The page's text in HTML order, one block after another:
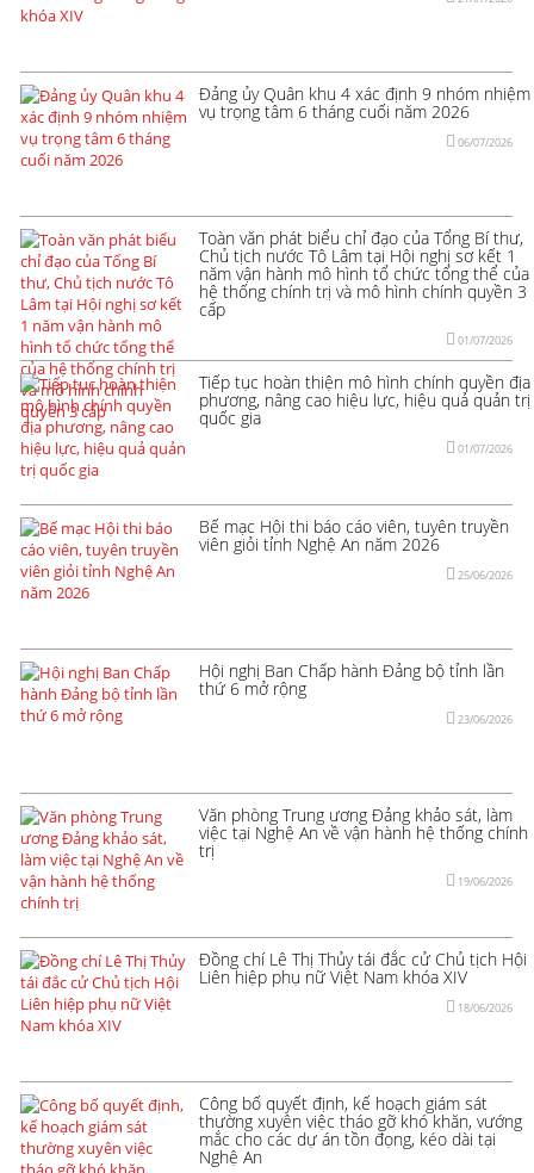
Đảng ủy Quân khu 4 xác định 9 nhóm nhiệm
vụ trọng tâm 6 tháng cuối năm 2026
06/07/2026
Toàn văn phát biểu chỉ đạo của Tổng Bí thư,
Chủ tịch nước Tô Lâm tại Hội nghị sơ kết 1
năm vận hành mô hình tổ chức tổng thể của
hệ thống chính trị và mô hình chính quyền 3
cấp
01/07/2026
Tiếp tục hoàn thiện mô hình chính quyền địa
phương, nâng cao hiệu lực, hiệu quả quản trị
quốc gia
01/07/2026
Bế mạc Hội thi báo cáo viên, tuyên truyền
viên giỏi tỉnh Nghệ An năm 2026
25/06/2026
Hội nghị Ban Chấp hành Đảng bộ tỉnh lần
thứ 6 mở rộng
23/06/2026
Văn phòng Trung ương Đảng khảo sát, làm
việc tại Nghệ An về vận hành hệ thống chính
trị
19/06/2026
Đồng chí Lê Thị Thủy tái đắc cử Chủ tịch Hội
Liên hiệp phụ nữ Việt Nam khóa XIV
18/06/2026
Công bố quyết định, kế hoạch giám sát
thường xuyên việc tháo gỡ khó khăn, vướng
mắc cho các dự án tồn đọng, kéo dài tại
Nghệ An